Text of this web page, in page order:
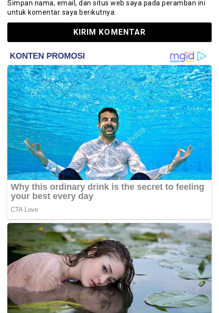
Simpan nama, email, dan situs web saya pada peramban ini
untuk komentar saya berikutnya.